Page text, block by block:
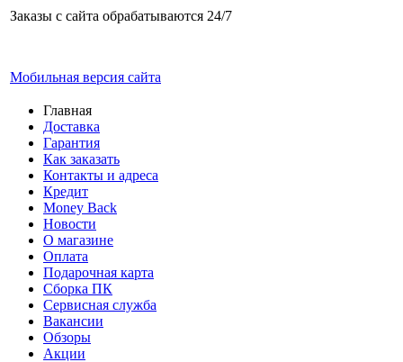
Заказы с сайта обрабатываются 24/7
Мобильная версия сайта
Главная
Доставка
Гарантия
Как заказать
Контакты и адреса
Кредит
Money Back
Новости
О магазине
Оплата
Подарочная карта
Сборка ПК
Сервисная служба
Вакансии
Обзоры
Акции